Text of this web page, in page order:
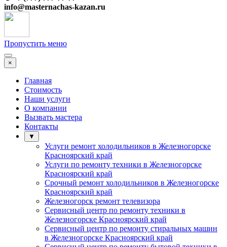
info@masternachas-kazan.ru
Пропустить меню
×
Главная
Стоимость
Наши услуги
О компании
Вызвать мастера
Контакты
▼
Услуги ремонт холодильников в Железногорске
Красноярский край
Услуги по ремонту техники в Железногорске
Красноярский край
Срочный ремонт холодильников в Железногорске
Красноярский край
Железногорск ремонт телевизора
Сервисный центр по ремонту техники в
Железногорске Красноярский край
Сервисный центр по ремонту стиральных машин
в Железногорске Красноярский край